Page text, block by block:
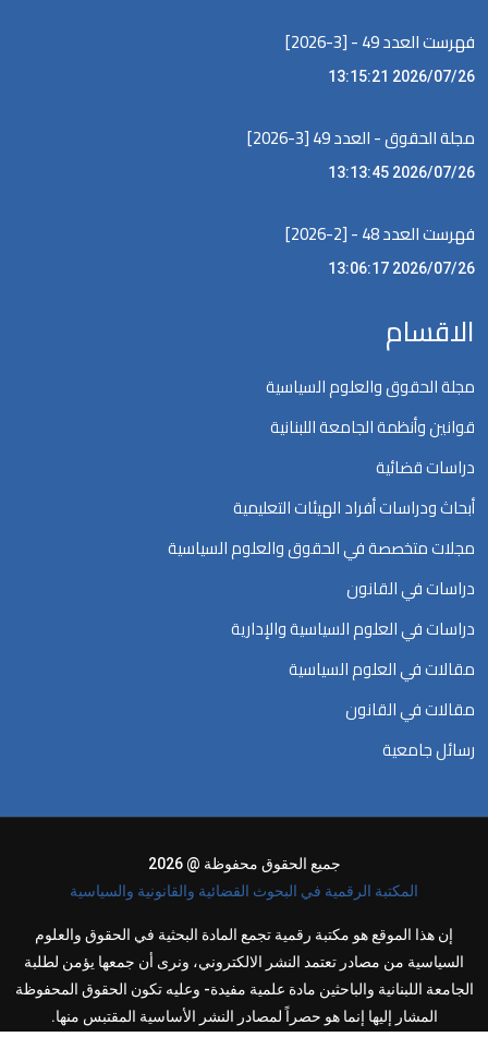
فهرست العدد 49 - [3-2026]
2026/07/26 13:15:21
مجلة الحقوق - العدد 49 [3-2026]
2026/07/26 13:13:45
فهرست العدد 48 - [2-2026]
2026/07/26 13:06:17
الاقسام
مجلة الحقوق والعلوم السياسية
قوانين وأنظمة الجامعة اللبنانية
دراسات قضائية
أبحاث ودراسات أفراد الهيئات التعليمية
مجلات متخصصة في الحقوق والعلوم السياسية
دراسات في القانون
دراسات في العلوم السياسية والإدارية
مقالات في العلوم السياسية
مقالات في القانون
رسائل جامعية
جميع الحقوق محفوظة @ 2026
المكتبة الرقمية في البحوث القضائية والقانونية والسياسية
إن هذا الموقع هو مكتبة رقمية تجمع المادة البحثية في الحقوق والعلوم
السياسية من مصادر تعتمد النشر الالكتروني، ونرى أن جمعها يؤمن لطلبة
الجامعة اللبنانية والباحثين مادة علمية مفيدة- وعليه تكون الحقوق المحفوظة
المشار إليها إنما هو حصراً لمصادر النشر الأساسية المقتبس منها.